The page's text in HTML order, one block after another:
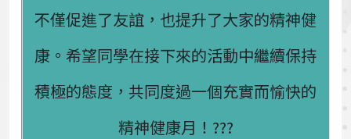
不僅促進了友誼，也提升了大家的精神健
康。希望同學在接下來的活動中繼續保持
積極的態度，共同度過一個充實而愉快的
精神健康月！???